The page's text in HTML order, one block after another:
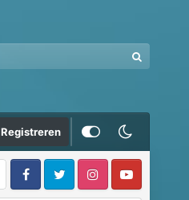
Registreren